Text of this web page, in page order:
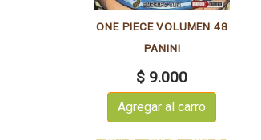
ONE PIECE VOLUMEN 48
PANINI
$ 9.000
Agregar al carro